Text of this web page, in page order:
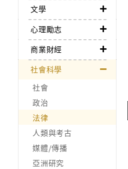
文學
心理勵志
商業財經
社會科學
社會
政治
法律
人類與考古
媒體/傳播
亞洲研究